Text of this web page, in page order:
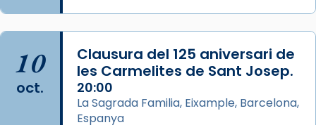
Memòria de les santes Juliana i
Semproniana, verges i màrtirs.
Acompanyant la història de sant Cugat, a
partir de l’Edat Mitjana sorgeix la tradició
que les santes Juliana (“relatiu a Júlia”) i
Semproniana (“relatiu a Semprònia =
10
oct.
Clausura del 125 aniversari de
les Carmelites de Sant Josep.
20:00
La Sagrada Familia, Eixample, Barcelona,
Espanya